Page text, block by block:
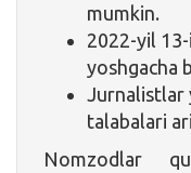
mumkin.
2022-yil
yoshgacha
Jurnalistlar
talabalari
Nomzodlar